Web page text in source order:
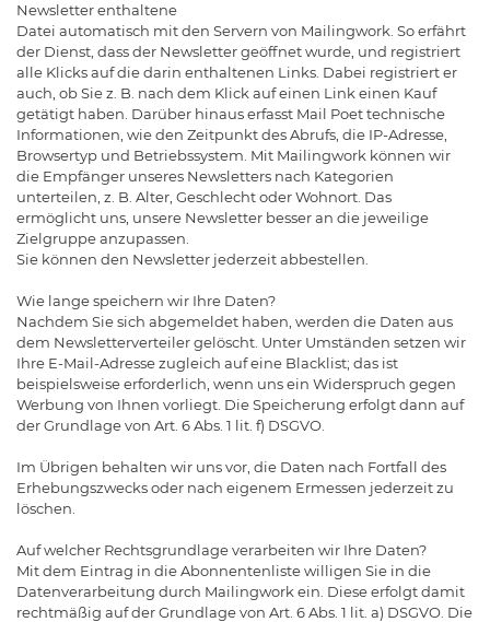
Newsletter enthaltene
Datei automatisch mit den Servern von Mailingwork. So erfährt
der Dienst, dass der Newsletter geöffnet wurde, und registriert
alle Klicks auf die darin enthaltenen Links. Dabei registriert er
auch, ob Sie z. B. nach dem Klick auf einen Link einen Kauf
getätigt haben. Darüber hinaus erfasst Mail Poet technische
Informationen, wie den Zeitpunkt des Abrufs, die IP-Adresse,
Browsertyp und Betriebssystem. Mit Mailingwork können wir
die Empfänger unseres Newsletters nach Kategorien
unterteilen, z. B. Alter, Geschlecht oder Wohnort. Das
ermöglicht uns, unsere Newsletter besser an die jeweilige
Zielgruppe anzupassen.
Sie können den Newsletter jederzeit abbestellen.
Wie lange speichern wir Ihre Daten?
Nachdem Sie sich abgemeldet haben, werden die Daten aus
dem Newsletterverteiler gelöscht. Unter Umständen setzen wir
Ihre E-Mail-Adresse zugleich auf eine Blacklist; das ist
beispielsweise erforderlich, wenn uns ein Widerspruch gegen
Werbung von Ihnen vorliegt. Die Speicherung erfolgt dann auf
der Grundlage von Art. 6 Abs. 1 lit. f) DSGVO.
Im Übrigen behalten wir uns vor, die Daten nach Fortfall des
Erhebungszwecks oder nach eigenem Ermessen jederzeit zu
löschen.
Auf welcher Rechtsgrundlage verarbeiten wir Ihre Daten?
Mit dem Eintrag in die Abonnentenliste willigen Sie in die
Datenverarbeitung durch Mailingwork ein. Diese erfolgt damit
rechtmäßig auf der Grundlage von Art. 6 Abs. 1 lit. a) DSGVO. Die